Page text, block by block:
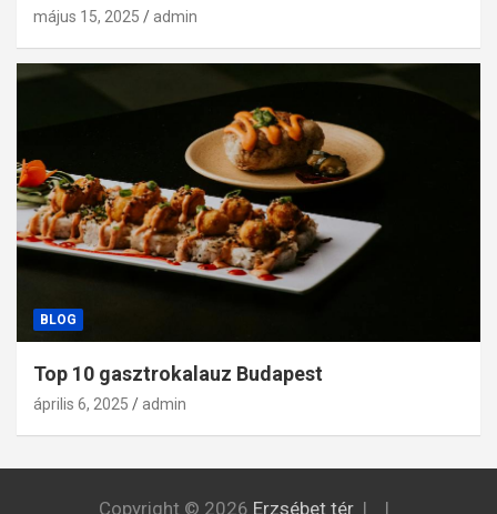
május 15, 2025 admin
BLOG
Top 10 gasztrokalauz Budapest
április 6, 2025 admin
Copyright © 2026 Erzsébet tér